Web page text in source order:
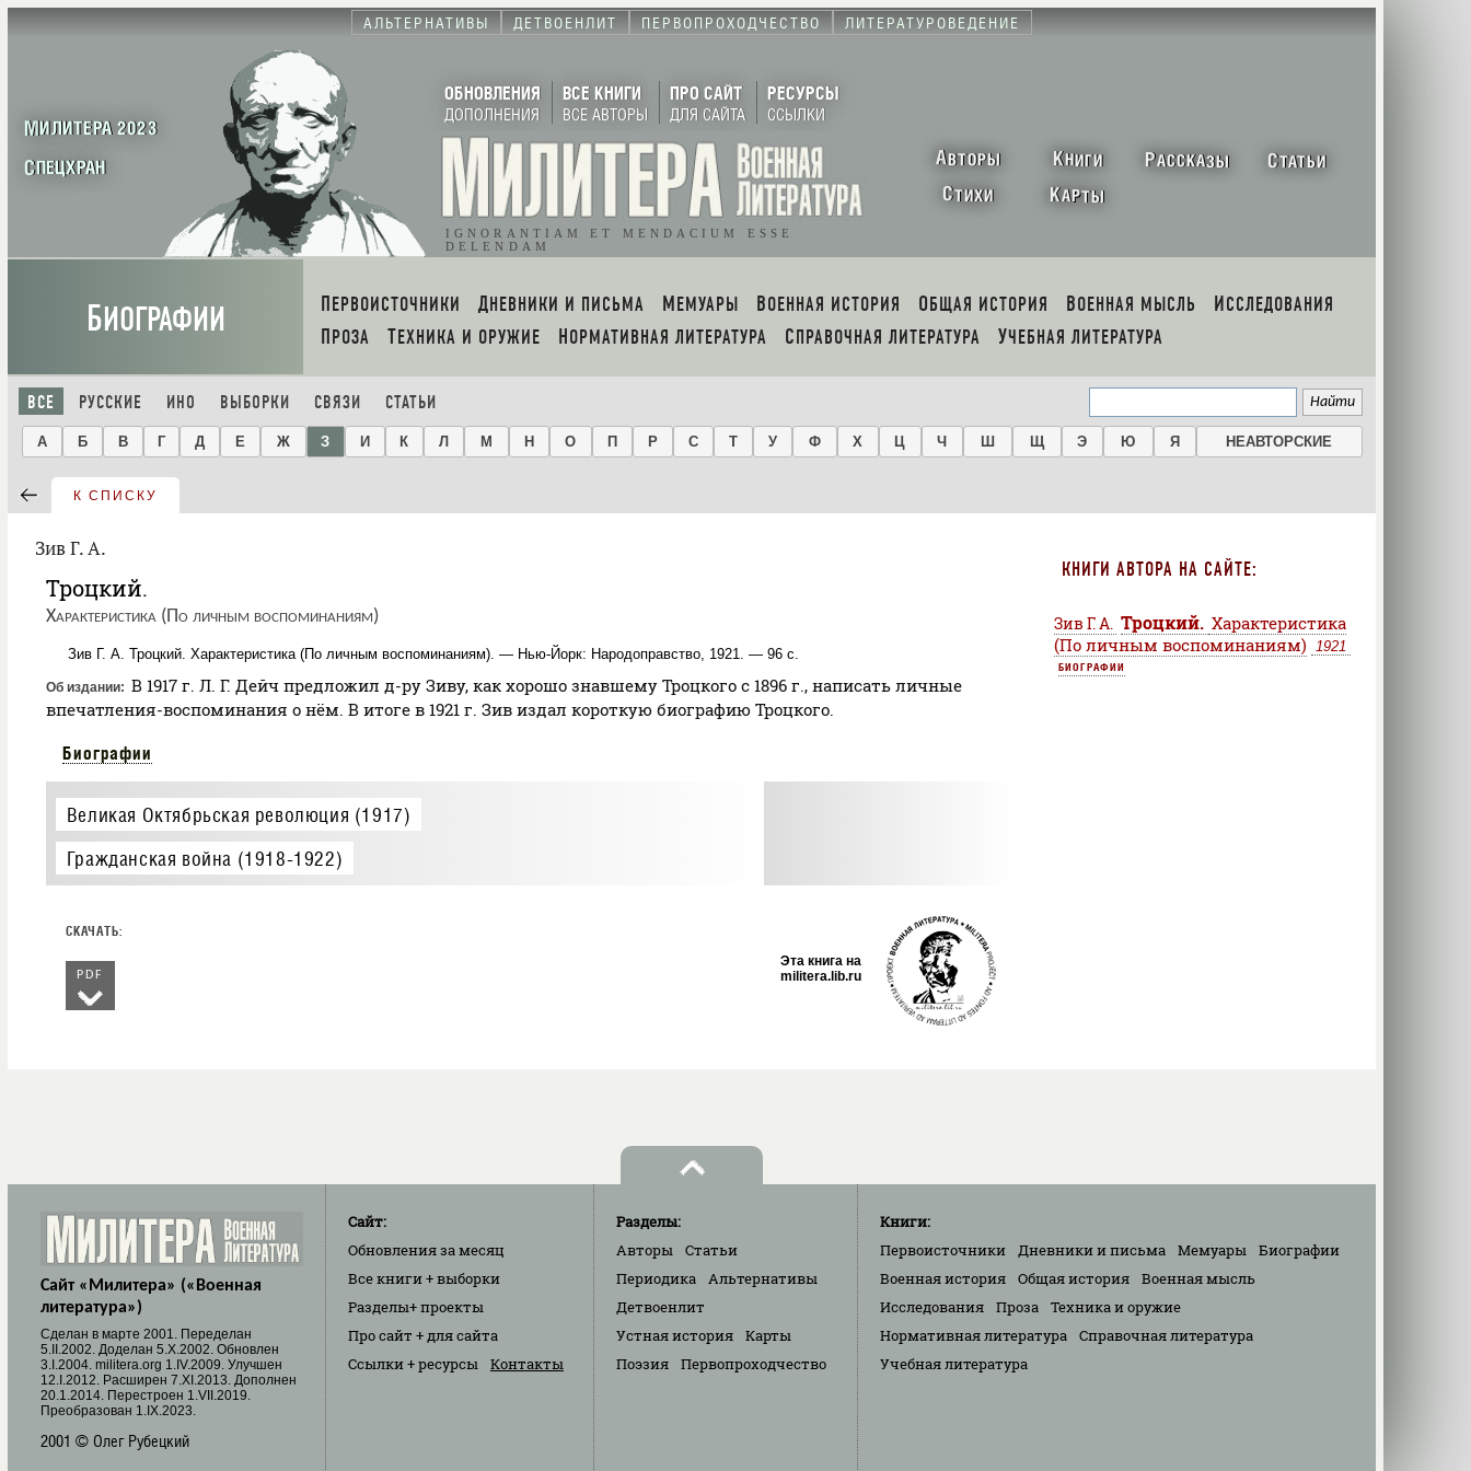
АЛЬТЕРНАТИВЫ ДЕТВОЕНЛИТ ПЕРВОПРОХОДЧЕСТВО ЛИТЕРАТУРОВЕДЕНИЕ
МИЛИТЕРА 2023
СПЕЦХРАН
ОБНОВЛЕНИЯ
ДОПОЛНЕНИЯ
ВСЕ КНИГИ
ВСЕ АВТОРЫ
ПРО САЙТ
ДЛЯ САЙТА
РЕСУРСЫ
ССЫЛКИ
IGNORANTIAM ET MENDACIUM ESSE
DELENDAM
АВТОРЫ КНИГИ РАССКАЗЫ СТАТЬИ
СТИХИ КАРТЫ
БИОГРАФИИ ПЕРВОИСТОЧНИКИ ДНЕВНИКИ И ПИСЬМА МЕМУАРЫ ВОЕННАЯ ИСТОРИЯ ОБЩАЯ ИСТОРИЯ ВОЕННАЯ МЫСЛЬ
ИССЛЕДОВАНИЯ
ПРОЗА
ТЕХНИКА И ОРУЖИЕ НОРМАТИВНАЯ ЛИТЕРАТУРА СПРАВОЧНАЯ ЛИТЕРАТУРА УЧЕБНАЯ ЛИТЕРАТУРА
ВСЕ РУССКИЕ ИНО ВЫБОРКИ СВЯЗИ СТАТЬИ
А Б В Г Д Е Ж З И К Л М Н О П Р С Т У Ф Х Ц Ч Ш Щ Э Ю Я НЕАВТОРСКИЕ
К СПИСКУ
Зив Г. А.
Троцкий.
Характеристика (По личным воспоминаниям)
Зив Г. А. Троцкий. Характеристика (По личным воспоминаниям). — Нью-Йорк: Народоправство, 1921. — 96 с.
Об издании
В 1917 г. Л. Г. Дейч предложил д-ру Зиву, как хорошо знавшему Троцкого с 1896 г., написать личные
впечатления-воспоминания о нём. В итоге в 1921 г. Зив издал короткую биографию Троцкого.
Биографии
Великая Октябрьская революция (1917)
Гражданская война (1918-1922)
PDF
Эта книга на
militera.lib.ru
КНИГИ АВТОРА НА САЙТЕ:
Зив Г. А. Троцкий. Характеристика
(По личным воспоминаниям) 1921
БИОГРАФИИ
Сайт «Милитера» («Военная
литература»)
Cделан в марте 2001. Переделан
5.II.2002. Доделан 5.X.2002. Обновлен
3.I.2004. militera.org 1.IV.2009. Улучшен
12.I.2012. Расширен 7.XI.2013. Дополнен
20.1.2014. Перестроен 1.VII.2019.
Преобразован 1.IX.2023.
2001 © Олег Рубецкий
Сайт:
Обновленияза месяц
Все книги+ выборки
Разделы+ проекты
Про сайт + для сайта
Ссылки+ ресурсы Контакты
Разделы:
Авторы
Статьи
Периодика
Альтернативы
Детвоенлит
Устная история
Карты
Поэзия
Первопроходчество
Книги:
Первоисточники
Дневники и письма Мемуары
Биографии
Военная история
Общая история
Военная мысль
Исследования
Проза
Техника и оружие
Нормативная литература
Справочная литература
Учебная литература